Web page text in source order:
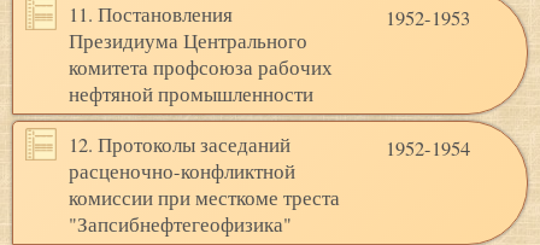
11. Постановления
Президиума Центрального
комитета профсоюза рабочих
нефтяной промышленности
1952-1953
12. Протоколы заседаний
расценочно-конфликтной
комиссии при месткоме треста
"Запсибнефтегеофизика"
1952-1954